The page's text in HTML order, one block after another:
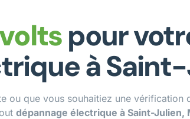
pour
à
ou que vous souhaitiez une vérification
dépannage électrique à Saint-Julien,